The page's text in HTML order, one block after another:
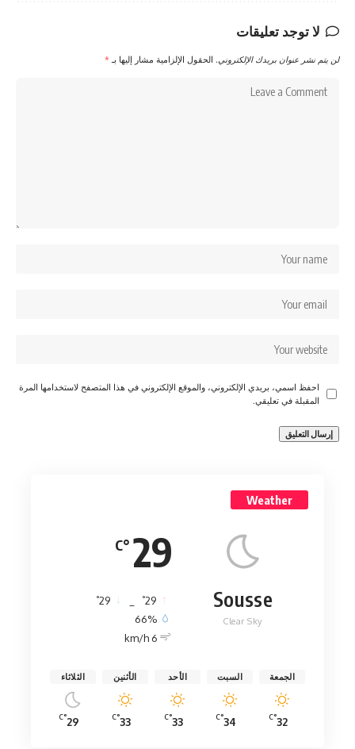
لا توجد تعليقات
لن يتم نشر عنوان بريدك الإلكتروني. الحقول الإلزامية مشار إليها بـ *
احفظ اسمي، بريدي الإلكتروني، والموقع الإلكتروني في هذا المتصفح لاستخدامها المرة
المقبلة في تعليقي.
Weather
29
°C
Sousse
Clear Sky
29
°
29
°
66%
6 km/h
الجمعة
32
°C
السبت
34
°C
الأحد
33
°C
الأثنين
33
°C
الثلاثاء
29
°C